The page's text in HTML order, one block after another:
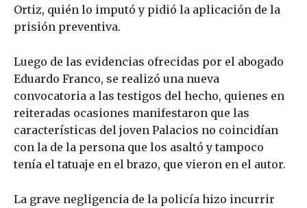
Ortiz, quién lo imputó y pidió la aplicación de la
prisión preventiva.
Luego de las evidencias ofrecidas por el abogado
Eduardo Franco, se realizó una nueva
convocatoria a las testigos del hecho, quienes en
reiteradas ocasiones manifestaron que las
características del joven Palacios no coincidían
con la de la persona que los asaltó y tampoco
tenía el tatuaje en el brazo, que vieron en el autor.
La grave negligencia de la policía hizo incurrir